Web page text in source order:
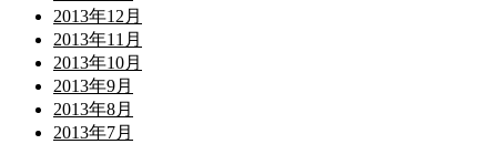
2013年12月
2013年11月
2013年10月
2013年9月
2013年8月
2013年7月